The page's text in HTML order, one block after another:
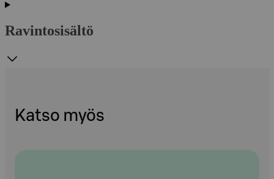
Ravintosisältö
Katso myös